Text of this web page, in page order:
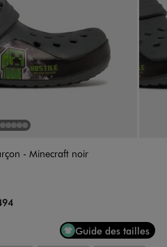
Sur 6
2Sur 6
3Sur 6
4Sur 6
5Sur 6
6 Sur 6
- Minecraft noir
Guide des tailles